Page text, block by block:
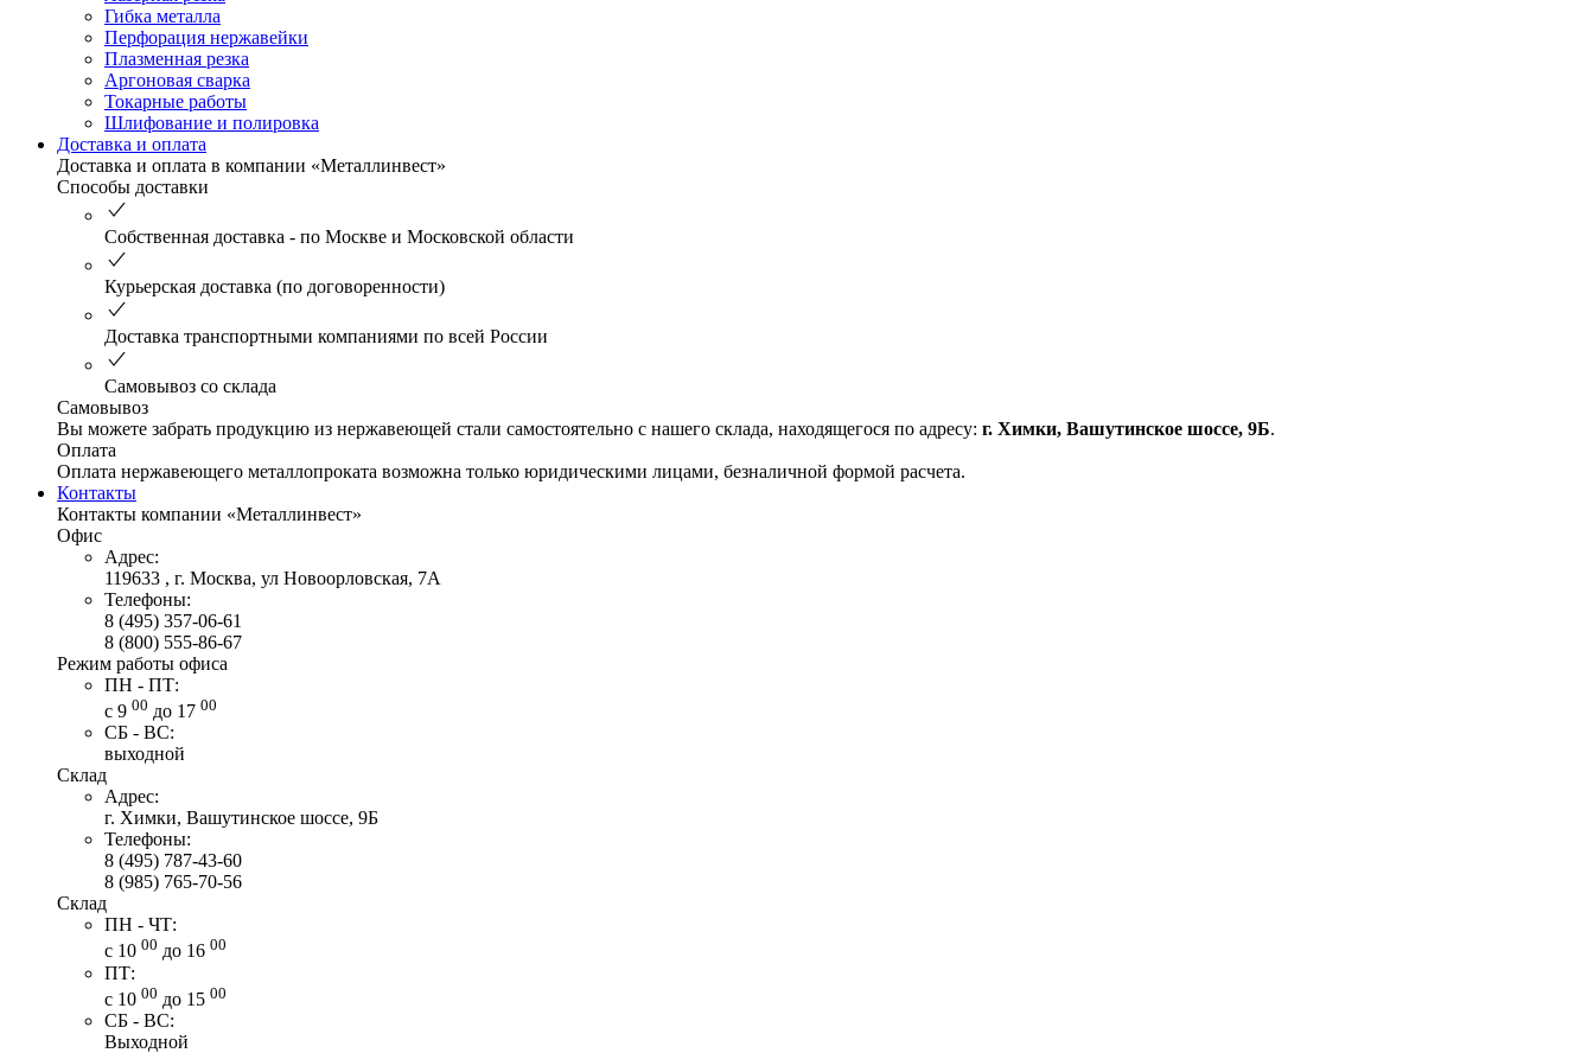
Гибка металла
Перфорация нержавейки
Плазменная резка
Аргоновая сварка
Токарные работы
Шлифование и полировка
Доставка и оплата
Доставка и оплата в компании «Металлинвест»
Способы доставки
Собственная доставка - по Москве и Московской области
Курьерская доставка (по договоренности)
Доставка транспортными компаниями по всей России
Самовывоз со склада
Самовывоз
Вы можете забрать продукцию из нержавеющей стали самостоятельно с нашего склада, находящегося по адресу: г. Химки, Вашутинское шоссе, 9Б.
Оплата
Оплата нержавеющего металлопроката возможна только юридическими лицами, безналичной формой расчета.
Контакты
Контакты компании «Металлинвест»
Офис
Адрес:
119633 , г. Москва, ул Новоорловская, 7А
Телефоны:
8 (495) 357-06-61
8 (800) 555-86-67
Режим работы офиса
ПН - ПТ:
с 9 00 до 17 00
СБ - ВС:
выходной
Склад
Адрес:
г. Химки, Вашутинское шоссе, 9Б
Телефоны:
8 (495) 787-43-60
8 (985) 765-70-56
Склад
ПН - ЧТ:
с 10 00 до 16 00
ПТ:
с 10 00 до 15 00
СБ - ВС:
Выходной